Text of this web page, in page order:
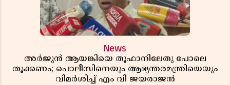
News
അർജുൻ ആയങ്കിയെ തൂഫാനിലേതു പോലെ
തൂക്കണം; പൊലീസിനെയും ആഭ്യന്തരമന്ത്രിയെയും
വിമർശിച്ച് എം വി ജയരാജൻ